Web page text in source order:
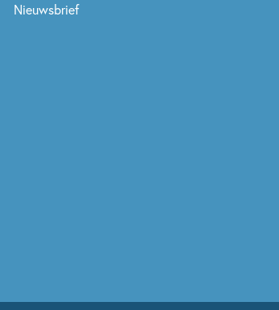
Nieuwsbrief